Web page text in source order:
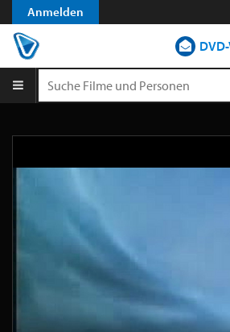
Anmelden